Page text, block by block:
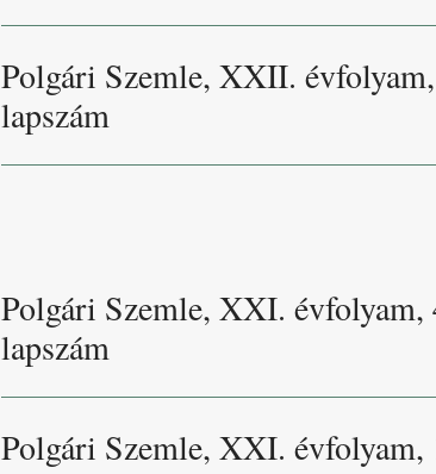
Polgári Szemle, XXII.
lapszám
Polgári Szemle, XXI. évfolyam,
lapszám
Polgári Szemle, XXI. évfolyam,